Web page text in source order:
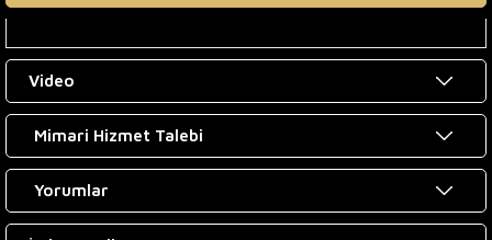
Video
Mimari Hizmet Talebi
Yorumlar